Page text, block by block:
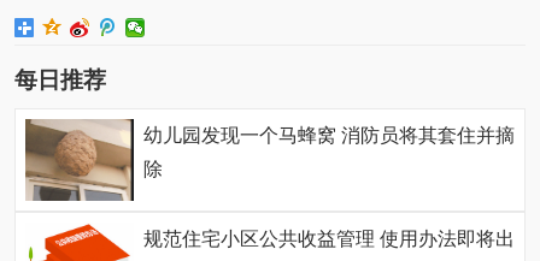
每日推荐
幼儿园发现一个马蜂窝 消防员将其套住并摘
除
规范住宅小区公共收益管理 使用办法即将出